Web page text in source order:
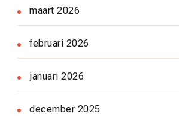
maart 2026
februari 2026
januari 2026
december 2025